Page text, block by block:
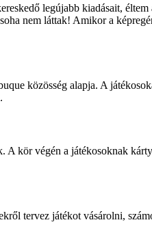
legújabb kiadásait, éltem
nem láttak! Amikor a
közösség alapja. A
A kör végén a játékosoknak
tervez játékot vásárolni,